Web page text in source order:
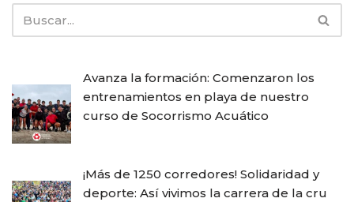
Avanza la formación: Comenzaron los
entrenamientos en playa de nuestro
curso de Socorrismo Acuático
¡Más de 1250 corredores! Solidaridad y
deporte: Así vivimos la carrera de la cru